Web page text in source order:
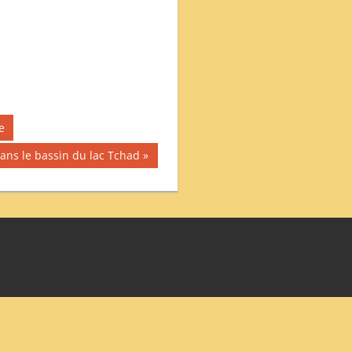
le bassin du lac Tchad